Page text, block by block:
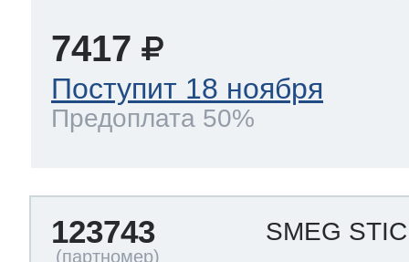
7417
Поступит 18 ноября
Предоплата 50%
123743 SMEG